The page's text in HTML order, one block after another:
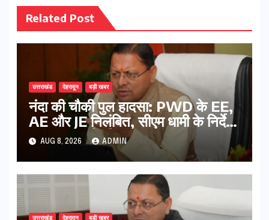
Related Post
उत्तराखंड देहरादून बड़ी खबर
नंदा की चौकी पुल हादसा: PWD के EE,
AE और JE निलंबित, सीएम धामी के निर्देश
पर सख्त कार्रवाई
AUG 8, 2026 ADMIN
उत्तराखंड देहरादून बड़ी खबर